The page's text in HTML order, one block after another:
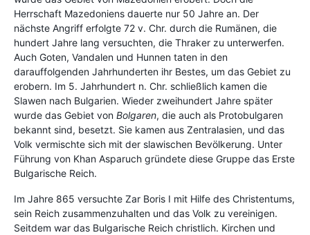
Herrschaft Mazedoniens dauerte nur 50 Jahre an. Der
nächste Angriff erfolgte 72 v. Chr. durch die Rumänen, die
hundert Jahre lang versuchten, die Thraker zu unterwerfen.
Auch Goten, Vandalen und Hunnen taten in den
darauffolgenden Jahrhunderten ihr Bestes, um das Gebiet zu
erobern. Im 5. Jahrhundert n. Chr. schließlich kamen die
Slawen nach Bulgarien. Wieder zweihundert Jahre später
wurde das Gebiet von Bolgaren, die auch als Protobulgaren
bekannt sind, besetzt. Sie kamen aus Zentralasien, und das
Volk vermischte sich mit der slawischen Bevölkerung. Unter
Führung von Khan Asparuch gründete diese Gruppe das Erste
Bulgarische Reich.
Im Jahre 865 versuchte Zar Boris I mit Hilfe des Christentums,
sein Reich zusammenzuhalten und das Volk zu vereinigen.
Seitdem war das Bulgarische Reich christlich. Kirchen und